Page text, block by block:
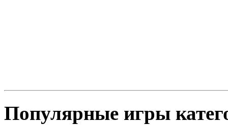
Популярные игры